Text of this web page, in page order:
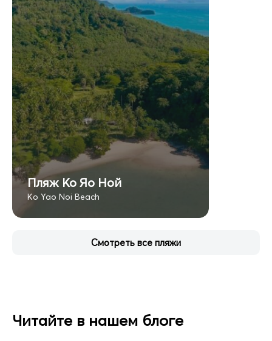
Пляж Ко Яо Ной
Ko Yao Noi Beach
Смотреть все пляжи
Читайте в нашем блоге